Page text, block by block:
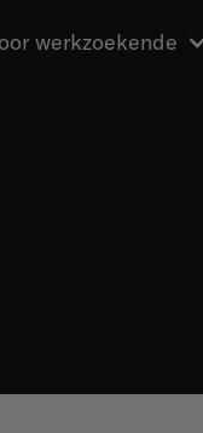
werkzoekende